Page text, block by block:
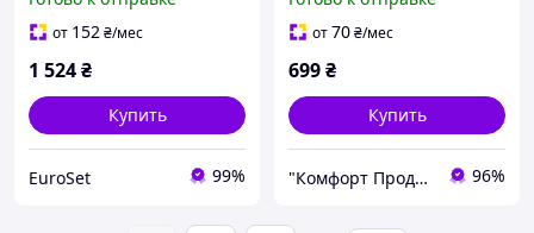
от 152₴/мес
1 524₴
Купить
EuroSet 99%
разноцветной
подсветкой, черная
от70₴/мес
699₴
Купить
"Комфорт Продукт" 96%